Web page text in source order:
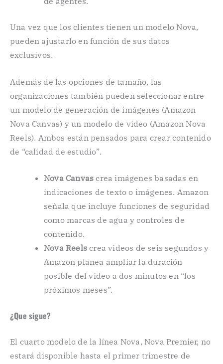
Una vez que los clientes tienen un modelo Nova,
pueden ajustarlo en función de sus datos
exclusivos.
Además de las opciones de tamaño, las
organizaciones también pueden seleccionar entre
un modelo de generación de imágenes (Amazon
Nova Canvas) y un modelo de video (Amazon Nova
Reels). Ambos están pensados para crear contenido
de “calidad de estudio”.
Nova Canvas crea imágenes basadas en
indicaciones de texto o imágenes. Amazon
señala que incluye funciones de seguridad
como marcas de agua y controles de
contenido.
Nova Reels crea videos de seis segundos y
Amazon planea ampliar la duración
posible del video a dos minutos en “los
próximos meses”.
¿Que sigue?
El cuarto modelo de la línea Nova, Nova Premier, no
estará disponible hasta el primer trimestre de